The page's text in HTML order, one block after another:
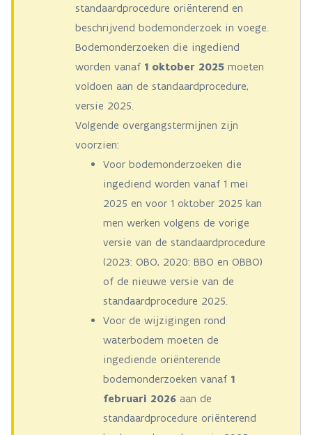
standaardprocedure oriënterend en
beschrijvend bodemonderzoek in voege.
Bodemonderzoeken die ingediend
worden vanaf 1 oktober 2025 moeten
voldoen aan de standaardprocedure,
versie 2025.
Volgende overgangstermijnen zijn
voorzien:
Voor bodemonderzoeken die
ingediend worden vanaf 1 mei
2025 en voor 1 oktober 2025 kan
men werken volgens de vorige
versie van de standaardprocedure
(2023: OBO, 2020: BBO en OBBO)
of de nieuwe versie van de
standaardprocedure 2025.
Voor de wijzigingen rond
waterbodem moeten de
ingediende oriënterende
bodemonderzoeken vanaf 1
februari 2026 aan de
standaardprocedure oriënterend